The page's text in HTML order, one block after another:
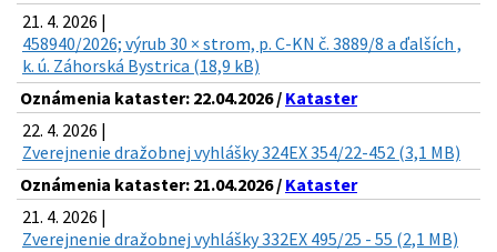
21. 4. 2026 |
458940/2026; výrub 30 × strom, p. C-KN č. 3889/8 a ďalších ,
k. ú. Záhorská Bystrica (18,9 kB)
Oznámenia kataster: 22.04.2026 / Kataster
22. 4. 2026 |
Zverejnenie dražobnej vyhlášky 324EX 354/22-452 (3,1 MB)
Oznámenia kataster: 21.04.2026 / Kataster
21. 4. 2026 |
Zverejnenie dražobnej vyhlášky 332EX 495/25 - 55 (2,1 MB)